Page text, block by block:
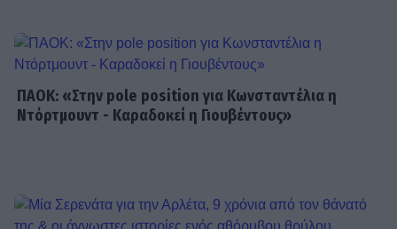
HOLLYWOOD
Σακίρα: Αυτές είναι οι 7 τροφές που
την κρατούν «αγέραστη» στα 49
της
είναι πάντα οικογένειά μου»
ΠΑΟΚ: «Στην pole position για Κωνσταντέλια η
Ντόρτμουντ - Καραδοκεί η Γιουβέντους»